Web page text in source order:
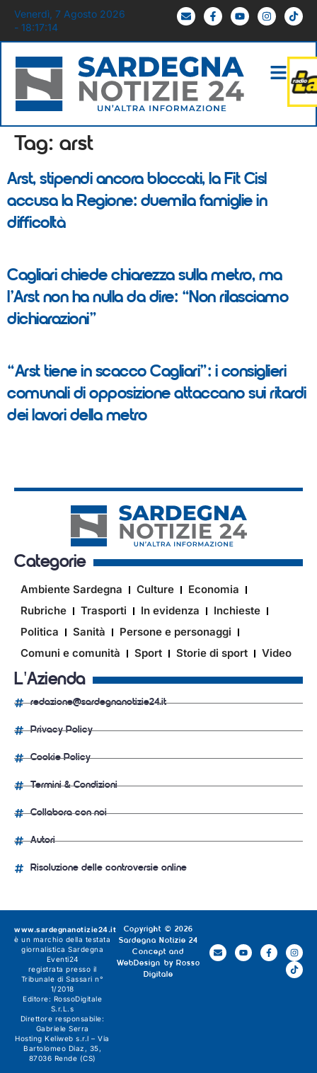
Venerdì, 7 Agosto 2026
- 18:17:14
Tag: arst
Arst, stipendi ancora bloccati, la Fit Cisl
accusa la Regione: duemila famiglie in
difficoltà
Cagliari chiede chiarezza sulla metro, ma
l’Arst non ha nulla da dire: “Non rilasciamo
dichiarazioni”
“Arst tiene in scacco Cagliari”: i consiglieri
comunali di opposizione attaccano sui ritardi
dei lavori della metro
Categorie
Ambiente Sardegna Culture
Economia
Rubriche
Trasporti In evidenza
Inchieste
Politica
Sanità
Persone e personaggi
Comuni e comunità
Sport Storie di sport Video
L'Azienda
redazione@sardegnanotizie24.it
Privacy Policy
Cookie Policy
Termini & Condizioni
Collabora con noi
Autori
Risoluzione delle controversie online
Copyright © 2026
Sardegna Notizie 24
Concept and
WebDesign by Rosso
Digitale
www.sardegnanotizie24.it
è un marchio della testata
giornalistica Sardegna
Eventi24
registrata presso il
Tribunale di Sassari n°
1/2018
Editore: RossoDigitale
S.r.L.s
Direttore responsabile:
Gabriele Serra
Hosting Keliweb s.r.l – Via
Bartolomeo Diaz, 35,
87036 Rende (CS)